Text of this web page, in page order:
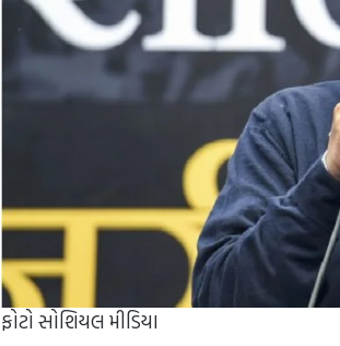
ફોટો સોશિયલ મીડિયા